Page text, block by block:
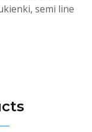
semi line